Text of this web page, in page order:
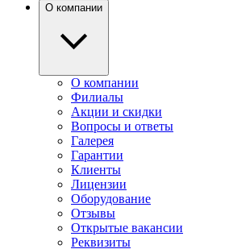
О компании
О компании
Филиалы
Акции и скидки
Вопросы и ответы
Галерея
Гарантии
Клиенты
Лицензии
Оборудование
Отзывы
Открытые вакансии
Реквизиты